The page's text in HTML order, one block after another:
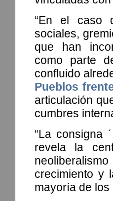
“En el caso
sociales,
que han
como parte
confluido
Pueblos
articulación
cumbres
“La consigna
revela la
crecimiento y
mayoría de los